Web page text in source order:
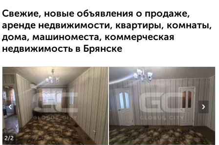
Свежие, новые объявления о продаже,
аренде недвижимости, квартиры, комнаты,
дома, машиноместа, коммерческая
недвижимость в Брянске
2/2
‹ ›